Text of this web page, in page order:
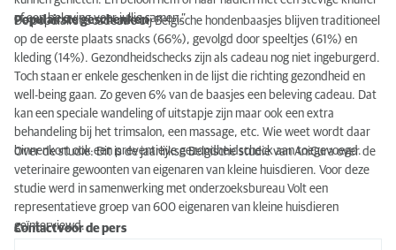
of een beleving voor jullie samen.”
Populairste geschenken
De populairste cadeau’s bij Belgische hondenbaasjes blijven traditioneel
op de eerste plaats snacks (66%), gevolgd door speeltjes (61%) en
kleding (14%). Gezondheidschecks zijn als cadeau nog niet ingeburgerd.
Toch staan er enkele geschenken in de lijst die richting gezondheid en
well-being gaan. Zo geven 6% van de baasjes een beleving cadeau. Dat
kan een speciale wandeling of uitstapje zijn maar ook een extra
behandeling bij het trimsalon, een massage, etc. Wie weet wordt daar
binnenkort ook een preventieve gezondheidscheck aan toegevoegd.
Over de studie: Dit is de jaarlijkse Belgische studie van AniCura over de
veterinaire gewoonten van eigenaren van kleine huisdieren. Voor deze
studie werd in samenwerking met onderzoeksbureau Volt een
representatieve groep van 600 eigenaren van kleine huisdieren
geïnterviewd.
Contact voor de pers